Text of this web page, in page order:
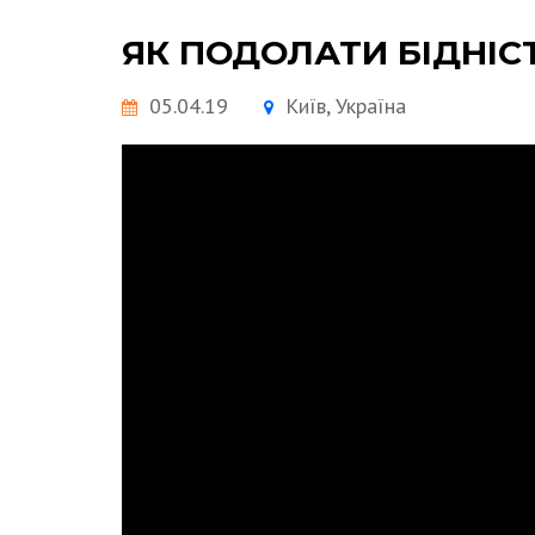
ЯК ПОДОЛАТИ
05.04.19 Київ, Україна